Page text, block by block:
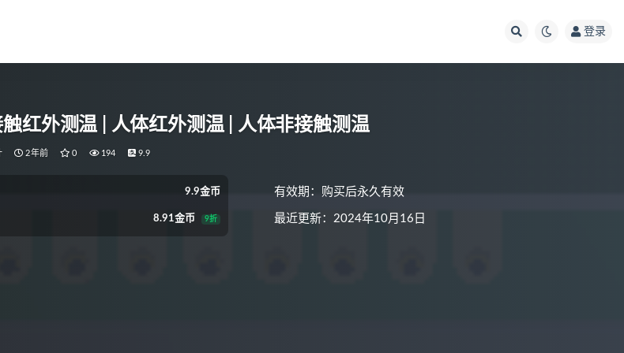
登录
红外测温 | 人体红外测温 | 人体非接触测温
2年前 0 194 9.9
9.9金币
8.91金币 9折
有效期：购买后永久有效
最近更新：2024年10月16日